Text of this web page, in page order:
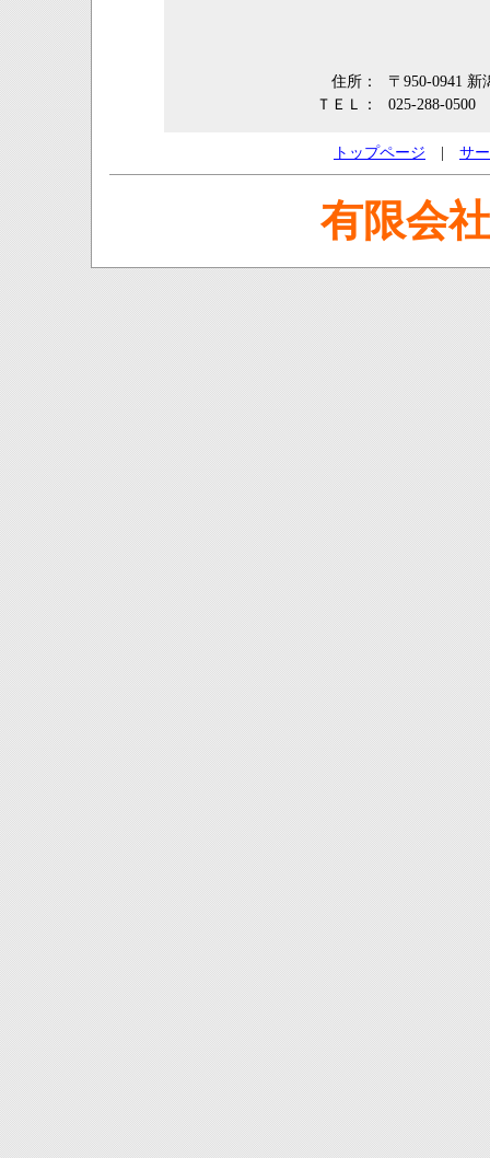
住所：
〒950-0941
ＴＥＬ：
025-288-0500
トップページ サ
有限会